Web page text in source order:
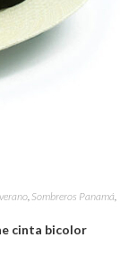
, Sombreros Panamá,
cinta bicolor